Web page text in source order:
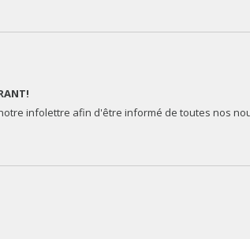
infolettre afin d'être informé de toutes nos